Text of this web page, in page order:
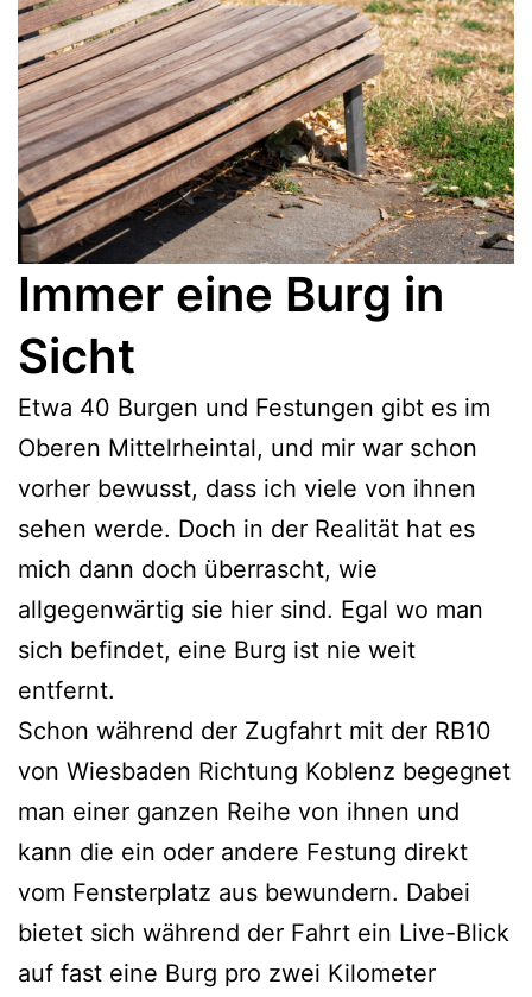
Immer eine Burg in
Sicht
Etwa 40 Burgen und Festungen gibt es im
Oberen Mittelrheintal, und mir war schon
vorher bewusst, dass ich viele von ihnen
sehen werde. Doch in der Realität hat es
mich dann doch überrascht, wie
allgegenwärtig sie hier sind. Egal wo man
sich befindet, eine Burg ist nie weit
entfernt.
Schon während der Zugfahrt mit der RB10
von Wiesbaden Richtung Koblenz begegnet
man einer ganzen Reihe von ihnen und
kann die ein oder andere Festung direkt
vom Fensterplatz aus bewundern. Dabei
bietet sich während der Fahrt ein Live-Blick
auf fast eine Burg pro zwei Kilometer